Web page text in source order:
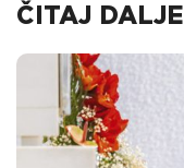
ČITAJ DALJE